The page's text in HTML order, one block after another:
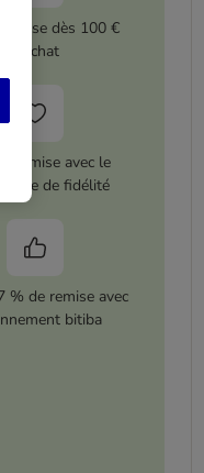
remise dès 100 €
d'achat
remise avec le
de fidélité
% de remise avec
bitiba